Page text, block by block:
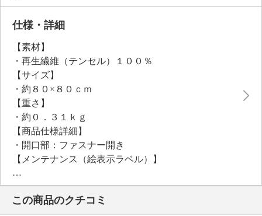
テンセルは素材特性上吸湿性にも優れているのもポイ
ント。
れます。
仕様・詳細
【素材】
・再生繊維（テンセル）１００％
【サイズ】
・約８０×８０ｃｍ
【重さ】
・約０．３１ｋｇ
【商品仕様詳細】
・開口部：ファスナー開き
【メンテナンス（絵表示ラベル）】
・手洗い：可
・漂白処理：塩素系・酸素系漂白不可
・タンブル乾燥：不可
この商品のクチコミ